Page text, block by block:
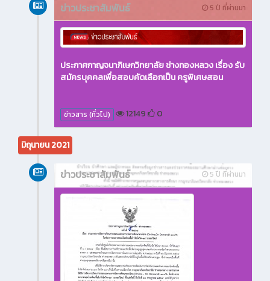
5 ปี ที่ผ่านมา
ข่าวประชาสัมพันธ์
ประกาศกาญจนาภิเษกวิทยาลัย ช่างทองหลวง เรื่อง รับ
สมัครบุคคลเพื่อสอบคัดเลือกเป็น ครูพิเศษสอน
ข่าวสาร (ทั่วไป) 12149 0
มิถุนายน 2021
5 ปี ที่ผ่านมา
ข่าวประชาสัมพันธ์